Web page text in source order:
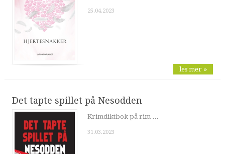
25.04.2023
les mer »
Det tapte spillet på Nesodden
Krimdiktbok på rim …
31.03.2023